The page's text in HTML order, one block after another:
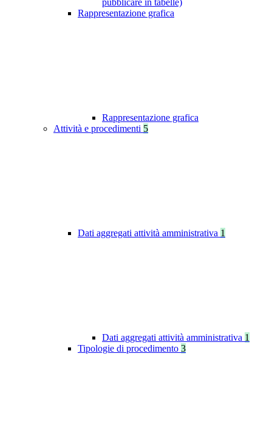
pubblicare in tabelle)
Rappresentazione grafica
Rappresentazione grafica
Attività e procedimenti 5
Dati aggregati attività amministrativa 1
Dati aggregati attività amministrativa 1
Tipologie di procedimento 3